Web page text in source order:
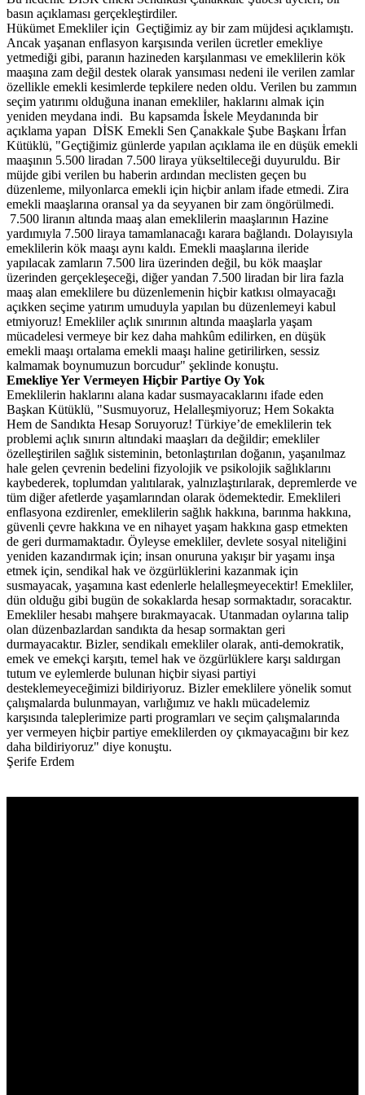
basın açıklaması gerçekleştirdiler.
Hükümet Emekliler için Geçtiğimiz ay bir zam müjdesi açıklamıştı.
Ancak yaşanan enflasyon karşısında verilen ücretler emekliye
yetmediği gibi, paranın hazineden karşılanması ve emeklilerin kök
maaşına zam değil destek olarak yansıması nedeni ile verilen zamlar
özellikle emekli kesimlerde tepkilere neden oldu. Verilen bu zammın
seçim yatırımı olduğuna inanan emekliler, haklarını almak için
yeniden meydana indi. Bu kapsamda İskele Meydanında bir
açıklama yapan DİSK Emekli Sen Çanakkale Şube Başkanı İrfan
Kütüklü, "Geçtiğimiz günlerde yapılan açıklama ile en düşük emekli
maaşının 5.500 liradan 7.500 liraya yükseltileceği duyuruldu. Bir
müjde gibi verilen bu haberin ardından meclisten geçen bu
düzenleme, milyonlarca emekli için hiçbir anlam ifade etmedi. Zira
emekli maaşlarına oransal ya da seyyanen bir zam öngörülmedi.
7.500 liranın altında maaş alan emeklilerin maaşlarının Hazine
yardımıyla 7.500 liraya tamamlanacağı karara bağlandı. Dolayısıyla
emeklilerin kök maaşı aynı kaldı. Emekli maaşlarına ileride
yapılacak zamların 7.500 lira üzerinden değil, bu kök maaşlar
üzerinden gerçekleşeceği, diğer yandan 7.500 liradan bir lira fazla
maaş alan emeklilere bu düzenlemenin hiçbir katkısı olmayacağı
açıkken seçime yatırım umuduyla yapılan bu düzenlemeyi kabul
etmiyoruz! Emekliler açlık sınırının altında maaşlarla yaşam
mücadelesi vermeye bir kez daha mahkûm edilirken, en düşük
emekli maaşı ortalama emekli maaşı haline getirilirken, sessiz
kalmamak boynumuzun borcudur" şeklinde konuştu.
Emekliye Yer Vermeyen Hiçbir Partiye Oy Yok
Emeklilerin haklarını alana kadar susmayacaklarını ifade eden
Başkan Kütüklü, "Susmuyoruz, Helalleşmiyoruz; Hem Sokakta
Hem de Sandıkta Hesap Soruyoruz! Türkiye’de emeklilerin tek
problemi açlık sınırın altındaki maaşları da değildir; emekliler
özelleştirilen sağlık sisteminin, betonlaştırılan doğanın, yaşanılmaz
hale gelen çevrenin bedelini fizyolojik ve psikolojik sağlıklarını
kaybederek, toplumdan yalıtılarak, yalnızlaştırılarak, depremlerde ve
tüm diğer afetlerde yaşamlarından olarak ödemektedir. Emeklileri
enflasyona ezdirenler, emeklilerin sağlık hakkına, barınma hakkına,
güvenli çevre hakkına ve en nihayet yaşam hakkına gasp etmekten
de geri durmamaktadır. Öyleyse emekliler, devlete sosyal niteliğini
yeniden kazandırmak için; insan onuruna yakışır bir yaşamı inşa
etmek için, sendikal hak ve özgürlüklerini kazanmak için
susmayacak, yaşamına kast edenlerle helalleşmeyecektir! Emekliler,
dün olduğu gibi bugün de sokaklarda hesap sormaktadır, soracaktır.
Emekliler hesabı mahşere bırakmayacak. Utanmadan oylarına talip
olan düzenbazlardan sandıkta da hesap sormaktan geri
durmayacaktır. Bizler, sendikalı emekliler olarak, anti-demokratik,
emek ve emekçi karşıtı, temel hak ve özgürlüklere karşı saldırgan
tutum ve eylemlerde bulunan hiçbir siyasi partiyi
desteklemeyeceğimizi bildiriyoruz. Bizler emeklilere yönelik somut
çalışmalarda bulunmayan, varlığımız ve haklı mücadelemiz
karşısında taleplerimize parti programları ve seçim çalışmalarında
yer vermeyen hiçbir partiye emeklilerden oy çıkmayacağını bir kez
daha bildiriyoruz" diye konuştu.
Şerife Erdem